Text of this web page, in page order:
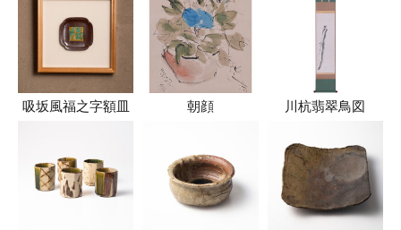
吸坂風福之字額皿 朝顔 川杭翡翠鳥図